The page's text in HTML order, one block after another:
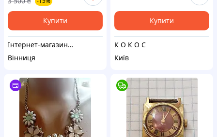
Купити
Інтернет-магазин "MULTI BOX"
Вінниця
Купити
К О К О С
Київ